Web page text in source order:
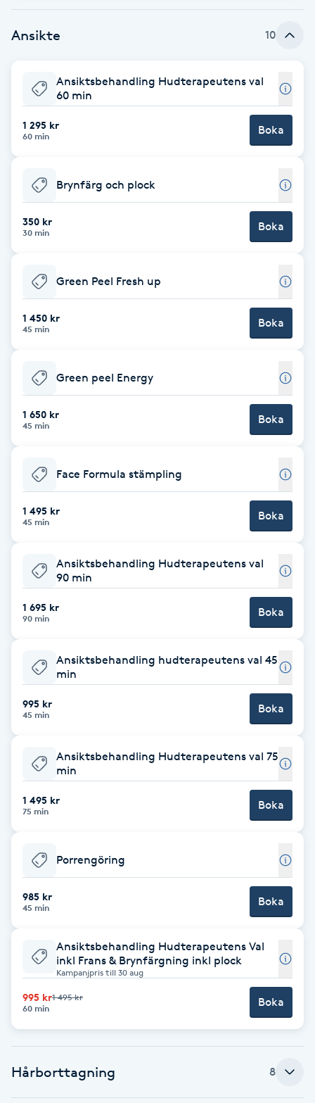
C
Celluliter
Coachning
Color correction
Cryoterapi
Damklippning
Dermapen
Enzympeeling
Extensions
Extensions borttagning
Eyeliner-tatuering
Face framing
Faceliftmassage
Fet hårbotten
Fettreducering
Fibromassage
Fillers
Fotmassage
Fotsvamp
Fransar
Fransfärgning
Fransförlängning
Fransförlängning Volym
Ansikte 10
Ansiktsbehandling Hudterapeutens val
60 min
1 295 kr
60 min Boka
Brynfärg och plock
350 kr
30 min Boka
Green Peel Fresh up
1 450 kr
45 min Boka
Green peel Energy
1 650 kr
45 min Boka
Face Formula stämpling
1 495 kr
45 min Boka
Ansiktsbehandling Hudterapeutens val
90 min
1 695 kr
90 min Boka
Ansiktsbehandling hudterapeutens val 45
min
995 kr
45 min Boka
Ansiktsbehandling Hudterapeutens val 75
min
1 495 kr
75 min Boka
Porrengöring
985 kr
45 min Boka
Ansiktsbehandling Hudterapeutens Val
inkl Frans & Brynfärgning inkl plock
Kampanjpris till 30 aug
995 kr1 495 kr
60 min
Boka
Hårborttagning 8